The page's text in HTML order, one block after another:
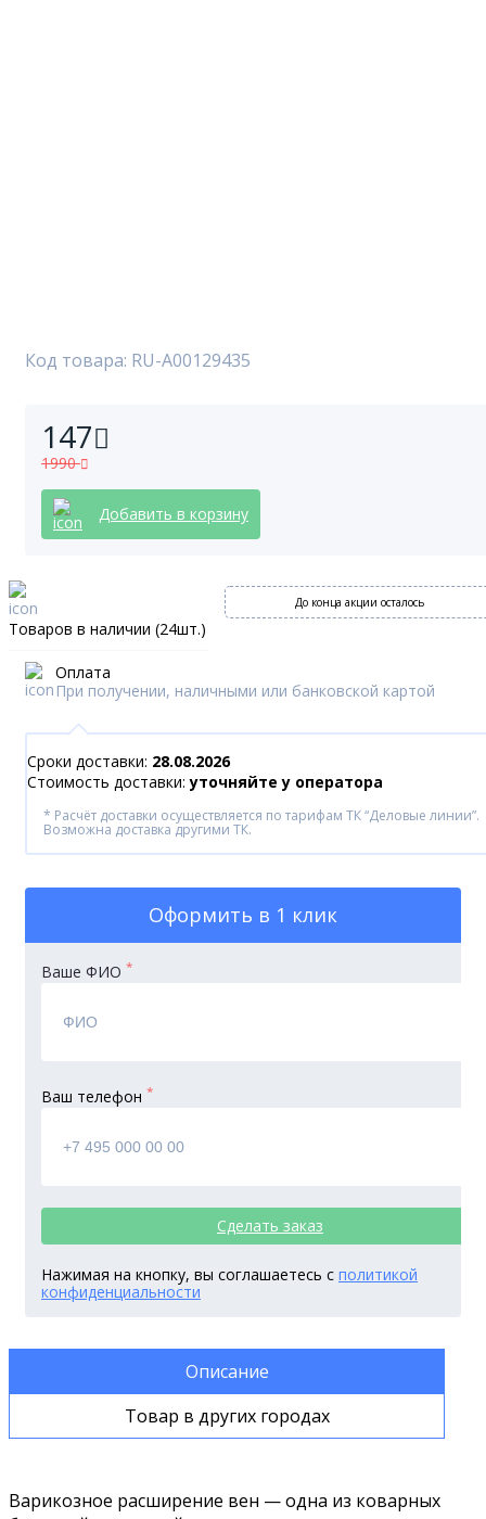
Код товара: RU-A00129435
147
1990
Добавить в корзину
Товаров в наличии (24шт.)
До конца акции осталось
Оплата
При получении, наличными или банковской картой
Сроки доставки: 28.08.2026
Стоимость доставки:уточняйте у оператора
* Расчёт доставки осуществляется по тарифам ТК “Деловые линии”.
Возможна доставка другими ТК.
Оформить в 1 клик
Ваше ФИО *
Ваш телефон *
Сделать заказ
Нажимая на кнопку, вы соглашаетесь с политикой
конфиденциальности
Описание
Товар в других городах
Варикозное расширение вен — одна из коварных